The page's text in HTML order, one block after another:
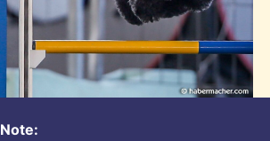
Note: